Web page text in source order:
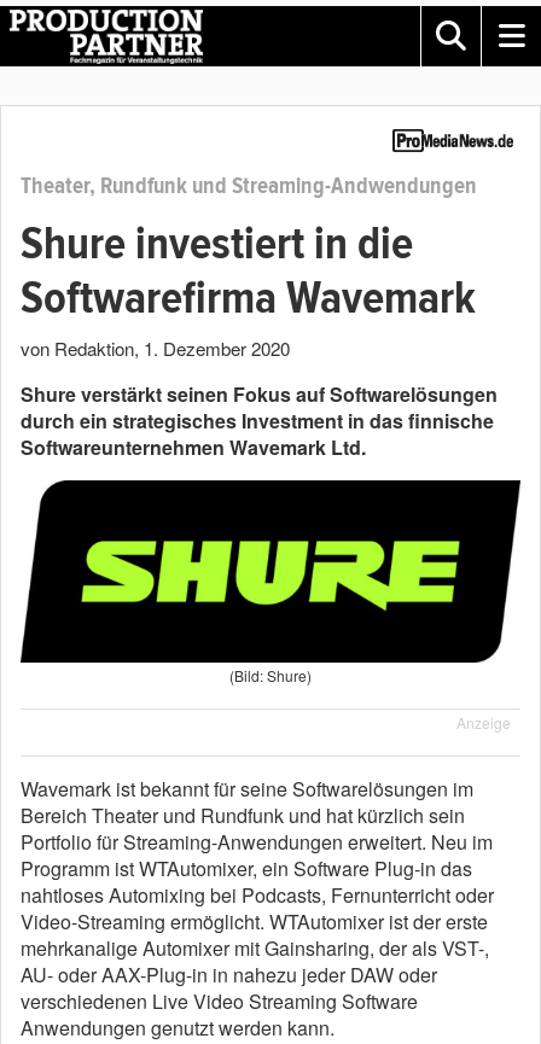
Theater, Rundfunk und Streaming-Andwendungen
Shure investiert in die
Softwarefirma Wavemark
von Redaktion, 1. Dezember 2020
Shure verstärkt seinen Fokus auf Softwarelösungen
durch ein strategisches Investment in das finnische
Softwareunternehmen Wavemark Ltd.
(Bild: Shure)
Anzeige
Wavemark ist bekannt für seine Softwarelösungen im
Bereich Theater und Rundfunk und hat kürzlich sein
Portfolio für Streaming-Anwendungen erweitert. Neu im
Programm ist WTAutomixer, ein Software Plug-in das
nahtloses Automixing bei Podcasts, Fernunterricht oder
Video-Streaming ermöglicht. WTAutomixer ist der erste
mehrkanalige Automixer mit Gainsharing, der als VST-,
AU- oder AAX-Plug-in in nahezu jeder DAW oder
verschiedenen Live Video Streaming Software
Anwendungen genutzt werden kann.